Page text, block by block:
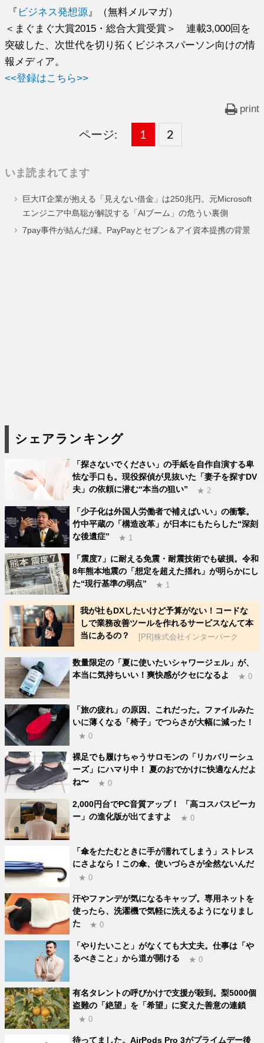
『 ビジネス発想源 』（無料メルマガ）
＜まぐまぐ大賞2015・総合大賞受賞＞ 連載3,000回を
突破した、次世代を切り拓くビジネスパーソン向けの情
報メディア。
<<登録はこちら>>
print
ページ:
固
ー
ジ
1 ,
固
ー
ジ
2
いま読まれてます
巨大IT企業が抱える「見えない借金」は250兆円。元Microsoft
エンジニア中島聡が解説する「AIブーム」の危うい裏側
7pay事件が結んだ縁。PayPayとセブン＆アイ資本提携の背景
シェアランキング
「探さないでください」の手紙を自作自演する卑
怯な手口も。現役探偵が見抜いた「妻子を探すDV
夫」の依頼に潜む“本当の狙い”
★ 2
「少子化は外国人労働者で補えばいい」の衝撃。
竹中平蔵の「構造改革」が日本にもたらした“深刻
な後遺症”
★ 1
「震度7」に耐える免震・耐震技術でも破損。令和
8年熊本地震の「想定を超えた揺れ」が明らかにし
た“現行基準の弱点”
★ 1
我が社もDXしたいけど予算がない！コードな
しで業務改善ツールを作れるサービスなんて本
当にあるの？
[PR]株式会社インターパーク
数量限定の「夏に使いたいシャワージェル」が、
本当に気持ちいい！爽快感がクセになるよ
★ 0
「旅の疲れ」の原因、これだった。ファイルみた
いに薄くなる「椅子」でつらさが大幅に減った！
★ 0
裸足でも履けちゃうサロモンの「リカバリーシュ
ーズ」にハマり中！ 夏のおでかけに快適なんだよ
ね〜
★ 0
2,000円台でPC音質アップ！ 「高コスパスピーカ
ー」の進化版が出てますよ
★ 0
「傘をたたむときに手が濡れてしまう」ストレス
にさよなら！この傘、使いづらさが全然ないんだ
★ 0
汗やファンデが気になるキャップ。専用ネットを
使ったら、洗濯機で気軽に洗えるようになりまし
た
★ 0
「やりたいこと」がなくても大丈夫。仕事は「や
るべきこと」から道が開ける
★ 0
有名タレントの呼びかけで支援が殺到。梨5000個
盗難の「絶望」を「希望」に変えた善意の連鎖
★ 0
待ってました。AirPods Pro 3がプライムデー後